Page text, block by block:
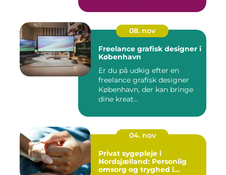
08. nov
Freelance grafisk designer i
København
Er du på udkig efter en
freelance grafisk designer
København, der kan bringe
dine kreat...
04. nov
Privat sygepleje i
Nordsjælland: Personlig
omsorg og tryghed i